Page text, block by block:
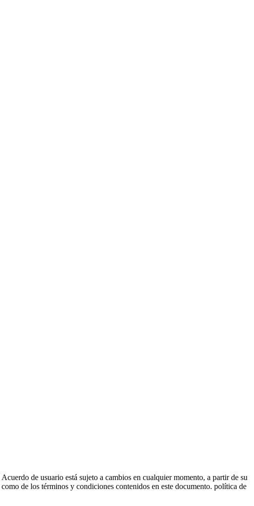
de usuario está sujeto a cambios en cualquier momento, a partir de su
de los términos y condiciones contenidos en este documento. política de